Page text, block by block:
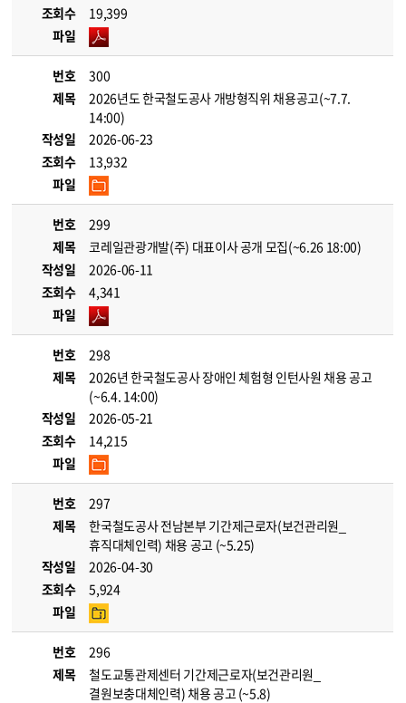
조회수
19,399
파일
번호
300
제목
2026년도 한국철도공사 개방형직위 채용공고(~7.7.
14:00)
작성일
2026-06-23
조회수
13,932
파일
번호
299
제목
코레일관광개발(주) 대표이사 공개 모집(~6.26 18:00)
작성일
2026-06-11
조회수
4,341
파일
번호
298
제목
2026년 한국철도공사 장애인 체험형 인턴사원 채용 공고
(~6.4. 14:00)
작성일
2026-05-21
조회수
14,215
파일
번호
297
제목
한국철도공사 전남본부 기간제근로자(보건관리원_
휴직대체인력) 채용 공고 (~5.25)
작성일
2026-04-30
조회수
5,924
파일
번호
296
제목
철도교통관제센터 기간제근로자(보건관리원_
결원보충대체인력) 채용 공고 (~5.8)